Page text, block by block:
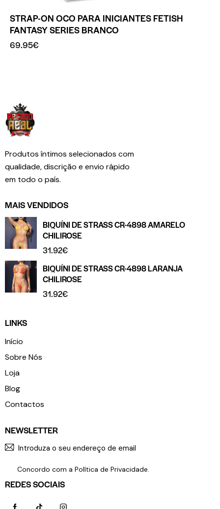
STRAP-ON OCO PARA INICIANTES FETISH
FANTASY SERIES BRANCO
69.95€
Produtos íntimos selecionados com
qualidade, discrição e envio rápido
em todo o país.
MAIS VENDIDOS
BIQUÍNI DE STRASS CR-4898 AMARELO
CHILIROSE
31.92€
BIQUÍNI DE STRASS CR-4898 LARANJA
CHILIROSE
31.92€
LINKS
Início
Sobre Nós
Loja
Blog
Contactos
NEWSLETTER
Concordo com a Política de Privacidade.
REDES SOCIAIS